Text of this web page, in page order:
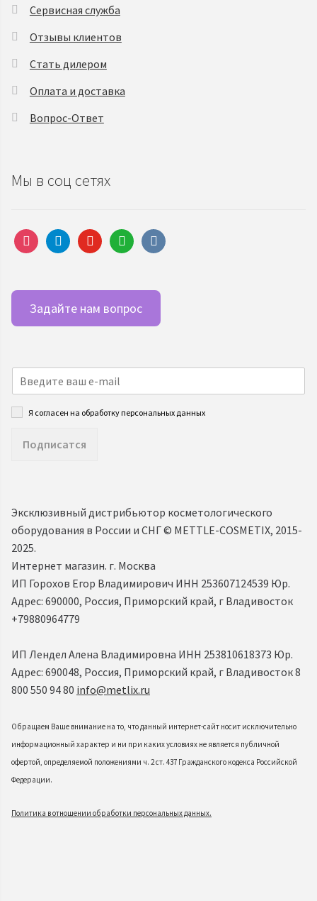
Сервисная служба
Отзывы клиентов
Стать дилером
Оплата и доставка
Вопрос-Ответ
Мы в соц сетях
instagramtelegramyoutubewhatsappvkontakte
Задайте нам вопрос
Я согласен на обработку персональных данных
Подписатся
Эксклюзивный дистрибьютор косметологического
оборудования в России и СНГ ©️ METTLE-COSMETIX, 2015-
2025.
Интернет магазин. г. Москва
ИП Горохов Егор Владимирович ИНН 253607124539 Юр.
Адрес: 690000, Россия, Приморский край, г Владивосток
+79880964779
ИП Лендел Алена Владимировна ИНН 253810618373 Юр.
Адрес: 690048, Россия, Приморский край, г Владивосток 8
800 550 94 80 info@metlix.ru
Обращаем Ваше внимание на то, что данный интернет-сайт носит исключительно
информационный характер и ни при каких условиях не является публичной
офертой, определяемой положениями ч. 2 ст. 437 Гражданского кодекса Российской
Федерации.
Политика в отношении обработки персональных данных.